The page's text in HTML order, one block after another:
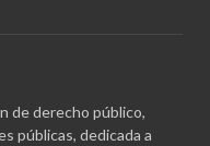
de derecho público,
públicas, dedicada a